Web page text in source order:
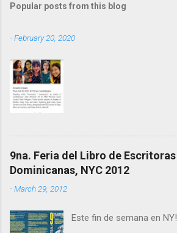
m
t
s
Popular posts from this blog
-February 20, 2020
9na. Feria del Libro de Escritoras
Dominicanas, NYC 2012
-March 29, 2012
Este fin de semana en NY!